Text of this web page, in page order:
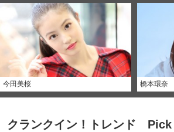
今田美桜 橋本環奈
クランクイン！トレンド Pick